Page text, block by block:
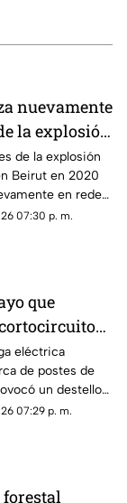
nuevamente
la explosión
de Beirut
de la explosión
Beirut en 2020
en redes
motivo de un
07:30 p. m.
que
eléctrica
de postes de
un destello
tormenta
07:29 p. m.